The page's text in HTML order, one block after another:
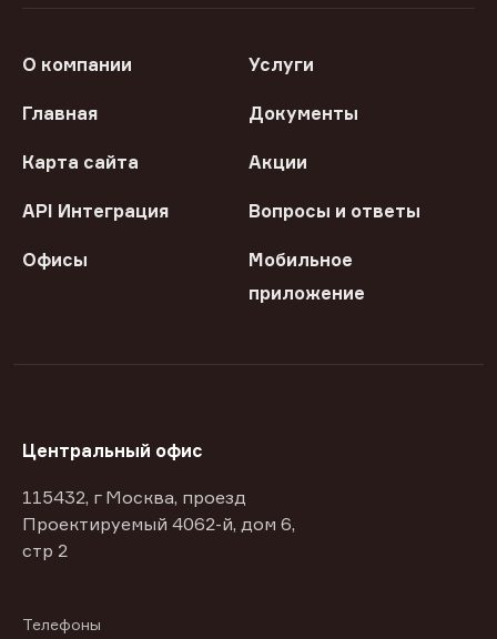
О компании Услуги
Главная Документы
Карта сайта Акции
API Интеграция Вопросы и ответы
Офисы
Мобильное
приложение
Центральный офис
115432, г Москва, проезд
Проектируемый 4062-й, дом 6,
стр 2
Телефоны